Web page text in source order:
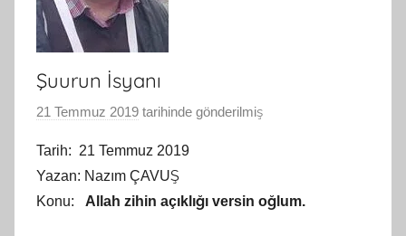
Şuurun İsyanı
21 Temmuz 2019 tarihinde gönderilmiş
M
Tarih: 21 Temmuz 2019
Yazan: Nazım ÇAVUŞ
Konu: Allah zihin açıklığı versin oğlum.